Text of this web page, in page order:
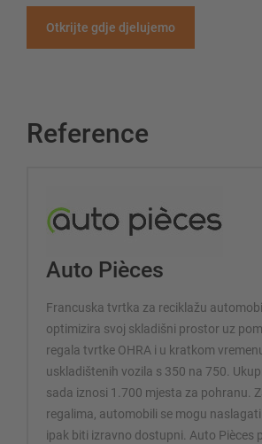
Otkrijte gdje djelujemo
Reference
Auto Pièces
Francuska tvrtka za reciklažu
optimizira svoj skladišni prostor uz
regala tvrtke OHRA i u kratkom
uskladištenih vozila s 350 na 750.
sada iznosi 1.700 mjesta za pohranu.
regalima, automobili se mogu
ipak biti izravno dostupni. Auto Pièces